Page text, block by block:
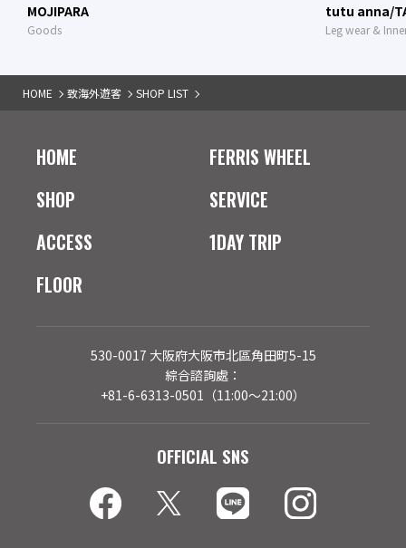
MOJIPARA
Goods
tutu anna/
Leg wear &
HOME 致海外遊客 SHOP LIST
HOME
SHOP
ACCESS
FLOOR
FERRIS WHEEL
SERVICE
1DAY TRIP
530-0017 大阪府大阪市北區角田町5-15
綜合諮詢處：
+81-6-6313-0501（11:00～21:00）
OFFICIAL SNS